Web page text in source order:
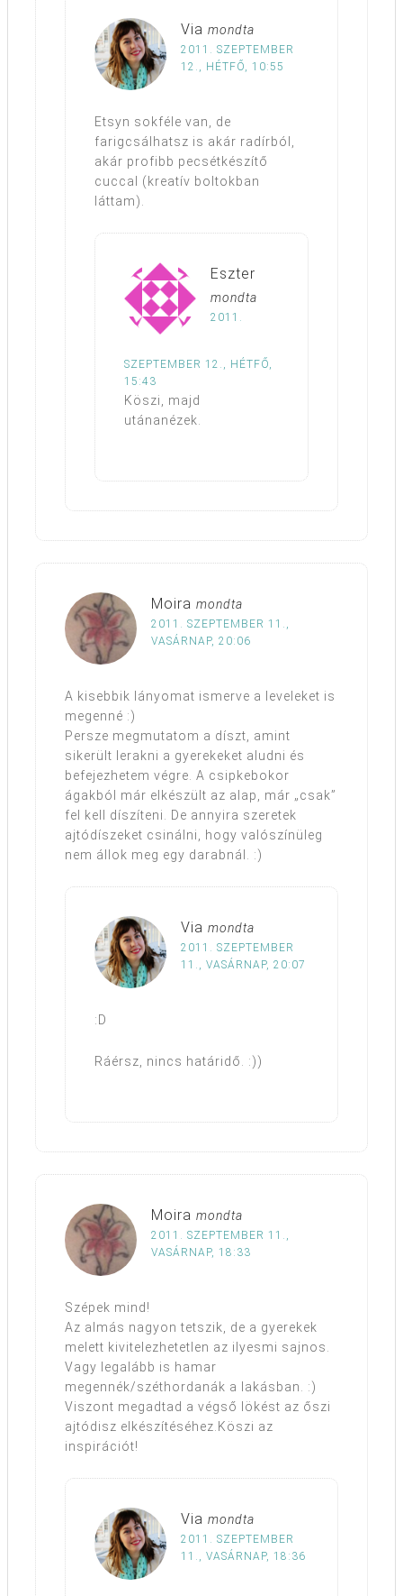
Via mondta
2011. SZEPTEMBER
12., HÉTFŐ, 10:55
Etsyn sokféle van, de
farigcsálhatsz is akár radírból,
akár profibb pecsétkészítő
cuccal (kreatív boltokban
láttam).
Eszter
mondta
2011.
SZEPTEMBER 12., HÉTFŐ,
15:43
Köszi, majd
utánanézek.
Moira mondta
2011. SZEPTEMBER 11.,
VASÁRNAP, 20:06
A kisebbik lányomat ismerve a leveleket is
megenné :)
Persze megmutatom a díszt, amint
sikerült lerakni a gyerekeket aludni és
befejezhetem végre. A csipkebokor
ágakból már elkészült az alap, már „csak”
fel kell díszíteni. De annyira szeretek
ajtódíszeket csinálni, hogy valószínüleg
nem állok meg egy darabnál. :)
Via mondta
2011. SZEPTEMBER
11., VASÁRNAP, 20:07
:D
Ráérsz, nincs határidő. :))
Moira mondta
2011. SZEPTEMBER 11.,
VASÁRNAP, 18:33
Szépek mind!
Az almás nagyon tetszik, de a gyerekek
melett kivitelezhetetlen az ilyesmi sajnos.
Vagy legalább is hamar
megennék/széthordanák a lakásban. :)
Viszont megadtad a végső lökést az őszi
ajtódisz elkészítéséhez.Köszi az
inspirációt!
Via mondta
2011. SZEPTEMBER
11., VASÁRNAP, 18:36